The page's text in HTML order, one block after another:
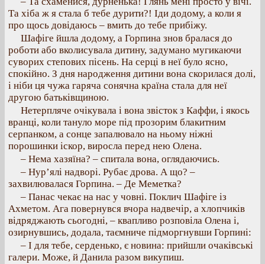
Та хіба ж я стала б тебе дурити?! Іди додому, а коли я
про щось довідаюсь – вмить до тебе прибіжу.
Шафіге йшла додому, а Горпина знов бралася до
роботи або вколисувала дитину, задумано мугикаючи
суворих степових пісень. На серці в неї було ясно,
спокійно. З дня народження дитини вона скорилася долі,
і ніби ця чужа гаряча сонячна країна стала для неї
другою батьківщиною.
Нетерпляче очікувала і вона звісток з Каффи, і якось
вранці, коли тануло море під прозорим блакитним
серпанком, а сонце запалювало на ньому ніжні
порошинки іскор, виросла перед нею Олена.
– Нема хазяїна? – спитала вона, оглядаючись.
– Нур’ялі надворі. Рубає дрова. А що? –
захвилювалася Горпина. – Де Меметка?
– Панас чекає на нас у човні. Поклич Шафіге із
Ахметом. Ага повернувся вчора надвечір, а хлопчиків
відряджають сьогодні, – квапливо розповіла Олена і,
озирнувшись, додала, таємниче підморгнувши Горпині:
– І для тебе, серденько, є новина: прийшли очаківські
галери. Може, й Данила разом викупиш.